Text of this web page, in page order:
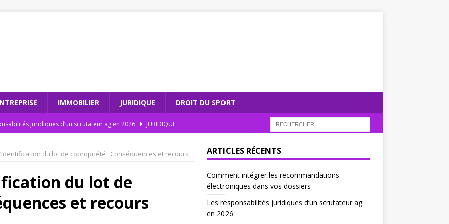
IMMOBILIER JURIDIQUE DROIT DU SPORT
juridiques d’un scrutateur ag en 2026
JURIDIQUE
ag et l’intégrité électorale : un duo gagnant
du lot de copropriété : Conséquences et recours
du lot de
et recours
ARTICLES RÉCENTS
Comment intégrer les recommandations
électroniques dans vos dossiers
Les responsabilités juridiques d’un scrutateur ag
en 2026